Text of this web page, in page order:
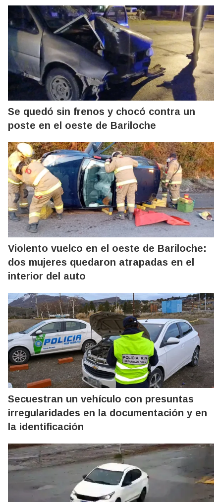
Se quedó sin frenos y chocó contra un
poste en el oeste de Bariloche
Violento vuelco en el oeste de Bariloche:
dos mujeres quedaron atrapadas en el
interior del auto
Secuestran un vehículo con presuntas
irregularidades en la documentación y en
la identificación